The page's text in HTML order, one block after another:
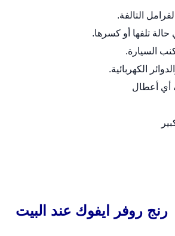
التالفة.
تلفها أو كسرها.
السيارة.
الكهربائية.
أي أعطال
رنج روفر ايفوك عند البيت